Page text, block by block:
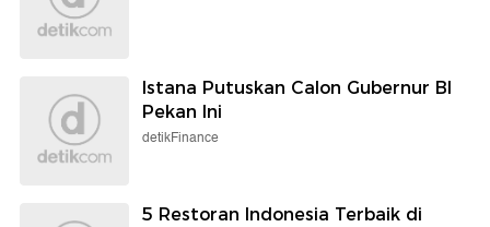
Istana Putuskan Calon Gubernur BI
Pekan Ini
detikFinance
5 Restoran Indonesia Terbaik di